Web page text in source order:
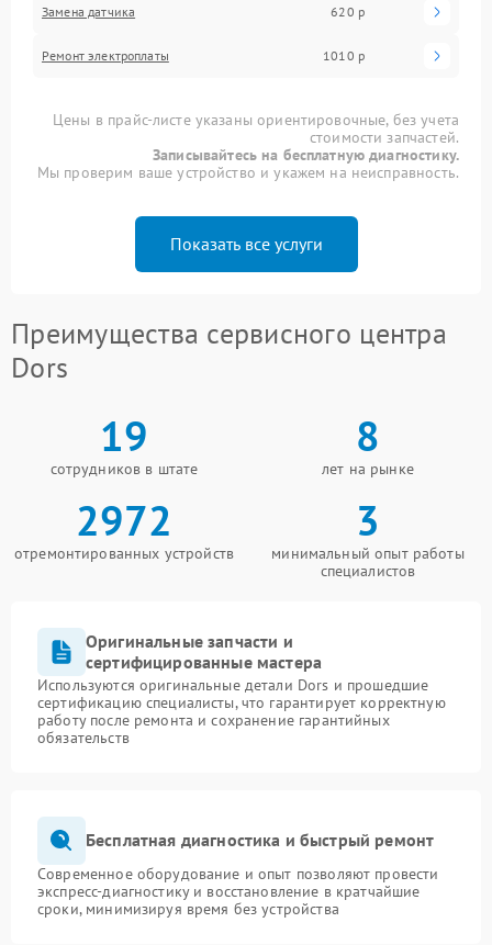
Замена датчика 620 р
Ремонт электроплаты 1010 р
Цены в прайс-листе указаны ориентировочные, без учета
стоимости запчастей.
Записывайтесь на бесплатную диагностику.
Мы проверим ваше устройство и укажем на неисправность.
Показать все услуги
Преимущества сервисного центра
Dors
19
сотрудников в штате
8
лет на рынке
2972
отремонтированных устройств
3
минимальный опыт работы
специалистов
Оригинальные запчасти и
сертифицированные мастера
Используются оригинальные детали Dors и прошедшие
сертификацию специалисты, что гарантирует корректную
работу после ремонта и сохранение гарантийных
обязательств
Бесплатная диагностика и быстрый ремонт
Современное оборудование и опыт позволяют провести
экспресс-диагностику и восстановление в кратчайшие
сроки, минимизируя время без устройства